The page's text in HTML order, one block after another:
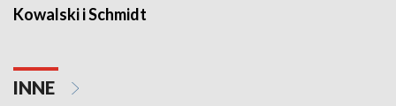
Kowalski i Schmidt
INNE